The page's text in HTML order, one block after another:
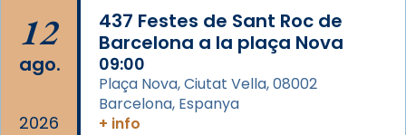
Foto
View on Facebook · Share
12
ago.
2026
437 Festes de Sant Roc de
Barcelona a la plaça Nova
09:00
Plaça Nova, Ciutat Vella, 08002
Barcelona, Espanya
+ info